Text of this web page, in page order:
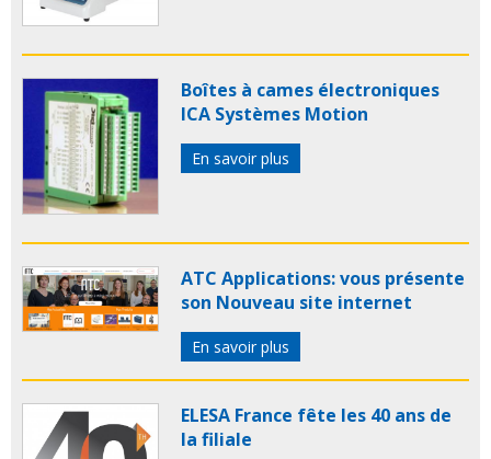
Boîtes à cames électroniques
ICA Systèmes Motion
En savoir plus
ATC Applications: vous présente
son Nouveau site internet
En savoir plus
ELESA France fête les 40 ans de
la filiale